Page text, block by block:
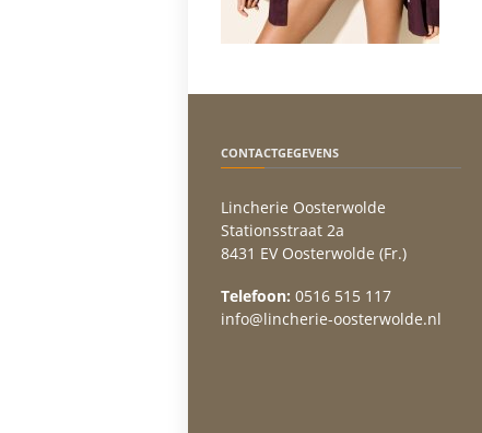
CONTACTGEGEVENS
Lincherie Oosterwolde
Stationsstraat 2a
8431 EV Oosterwolde (Fr.)
Telefoon: 0516 515 117
info@lincherie-oosterwolde.nl